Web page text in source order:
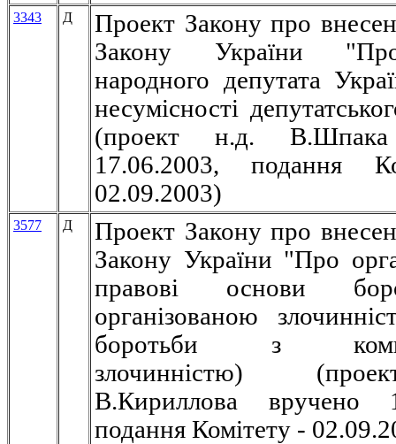
3343 Д
Проект Закону про
Закону України
народного депутата
несумісності
(проект н.д. В.Шпака
17.06.2003, подання
02.09.2003)
3577 Д
Проект Закону про
Закону України "Про
правові основи
організованою
боротьби з
злочинністю)
В.Кириллова вручено
подання Комітету -